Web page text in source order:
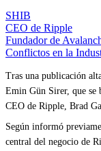
SHIB
CEO de Ripple
Fundador de
Conflictos en la
Tras una publicación
Emin Gün Sirer, que se
CEO de Ripple, Brad
Según informó
central del negocio de